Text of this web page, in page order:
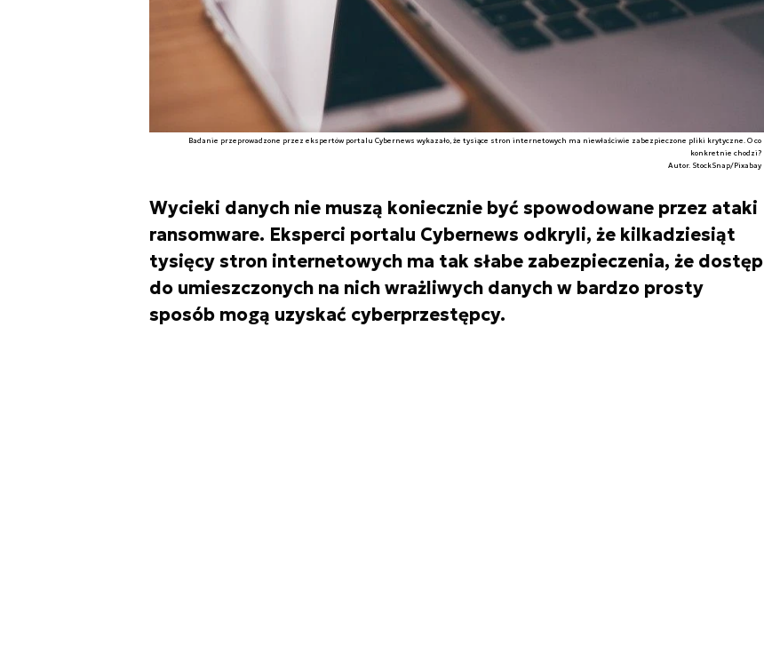
Badanie przeprowadzone przez ekspertów portalu Cybernews wykazało, że tysiące stron internetowych ma niewłaściwie zabezpieczone pliki krytyczne. O co
konkretnie chodzi?
Autor. StockSnap/Pixabay
Wycieki danych nie muszą koniecznie być spowodowane przez ataki
ransomware. Eksperci portalu Cybernews odkryli, że kilkadziesiąt
tysięcy stron internetowych ma tak słabe zabezpieczenia, że dostęp
do umieszczonych na nich wrażliwych danych w bardzo prosty
sposób mogą uzyskać cyberprzestępcy.